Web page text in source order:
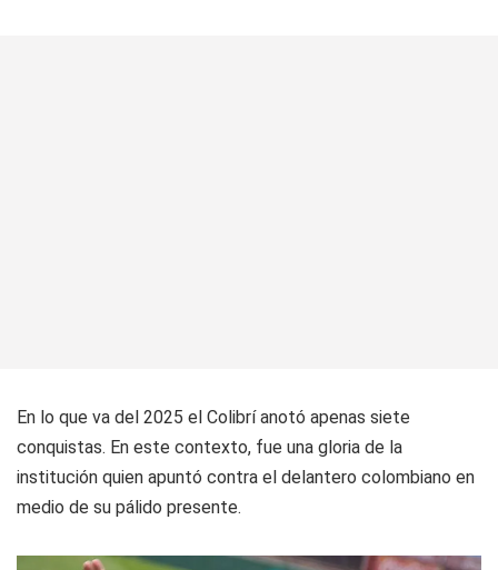
En lo que va del 2025 el Colibrí anotó apenas siete
conquistas. En este contexto, fue una gloria de la
institución quien apuntó contra el delantero colombiano en
medio de su pálido presente.